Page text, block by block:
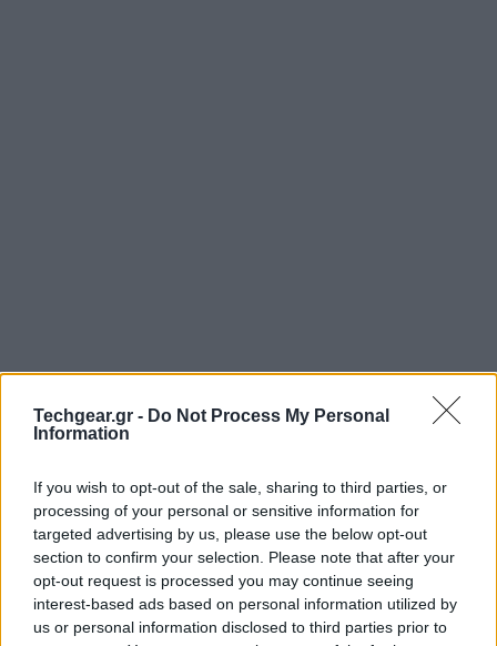
Techgear.gr - Do Not Process My Personal
Information
If you wish to opt-out of the sale, sharing to third parties, or
processing of your personal or sensitive information for
targeted advertising by us, please use the below opt-out
section to confirm your selection. Please note that after your
opt-out request is processed you may continue seeing
interest-based ads based on personal information utilized by
us or personal information disclosed to third parties prior to
Με τις ιστοσελίδες torrents να κλείνουν η μία μετά
την άλλη (βλ.Megaupload,
οποία προτείνει ότι το παράνομο file-sharing
σχετίζεται ελάχιστα ή και καθόλου με
το αμερικανικό Box Office.